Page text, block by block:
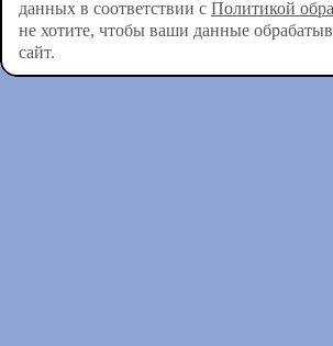
данных в соответствии с Политикой
не хотите, чтобы ваши данные
сайт.